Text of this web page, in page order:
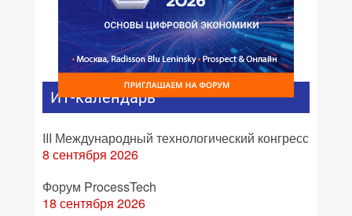
ИТ-календарь
III Международный технологический конгресс
8 сентября 2026
Форум ProcessTech
18 сентября 2026